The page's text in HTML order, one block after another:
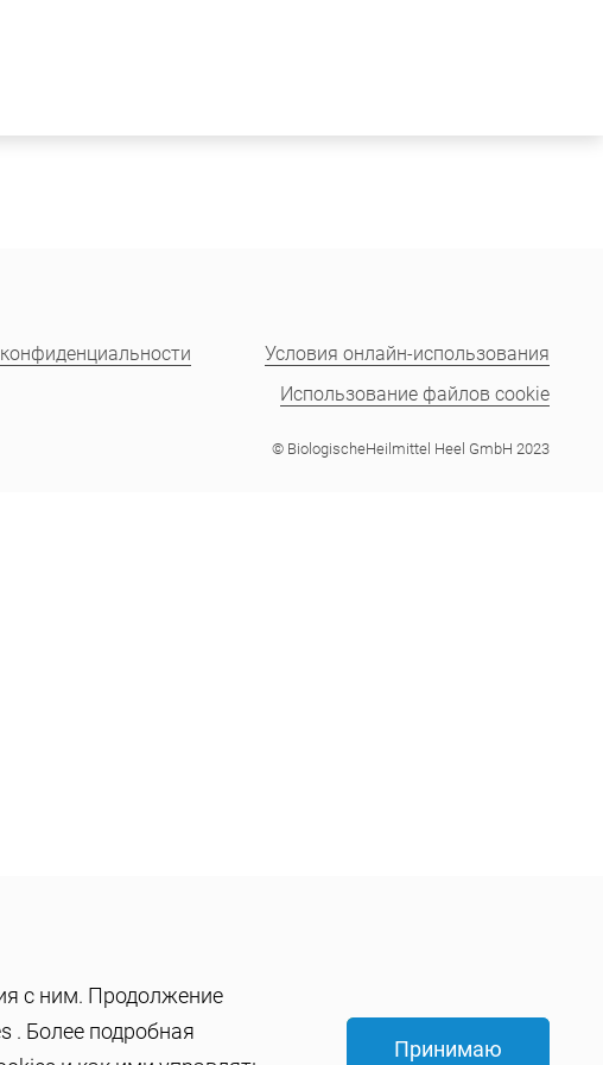
с ним. Продолжение
. Более подробная
Принимаю
Условия онлайн-использования
Использование файлов cookie
© BiologischeHeilmittel Heel GmbH 2023